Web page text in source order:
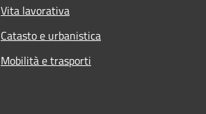
Vita lavorativa
Catasto e urbanistica
Mobilità e trasporti